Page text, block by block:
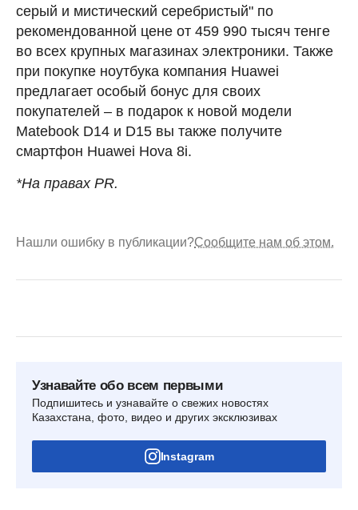
серый и мистический серебристый" по
рекомендованной цене от 459 990 тысяч тенге
во всех крупных магазинах электроники. Также
при покупке ноутбука компания Huawei
предлагает особый бонус для своих
покупателей – в подарок к новой модели
Matebook D14 и D15 вы также получите
смартфон Huawei Hova 8i.
*На правах PR.
Нашли ошибку в публикации?Сообщите нам об этом.
Узнавайте обо всем первыми
Подпишитесь и узнавайте о свежих новостях
Казахстана, фото, видео и других эксклюзивах
Instagram